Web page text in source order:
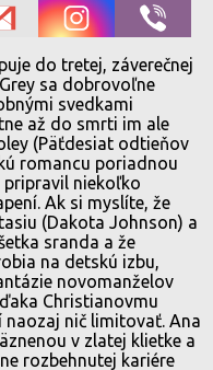
do tretej, záverečnej
sa dobrovoľne
svedkami
až do smrti im ale
(Päťdesiat odtieňov
romancu poriadnou
niekoľko
Ak si myslíte, že
(Dakota Johnson) a
sranda a že
na detskú izbu,
novomanželov
Christianovmu
nič limitovať. Ana
v zlatej klietke a
rozbehnutej kariére